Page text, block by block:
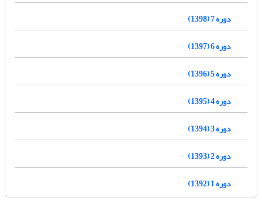
دوره 7 (1398)
دوره 6 (1397)
دوره 5 (1396)
دوره 4 (1395)
دوره 3 (1394)
دوره 2 (1393)
دوره 1 (1392)